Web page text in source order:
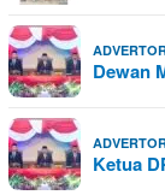
Dewan
Ketua